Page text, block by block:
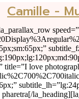
Camille -
love